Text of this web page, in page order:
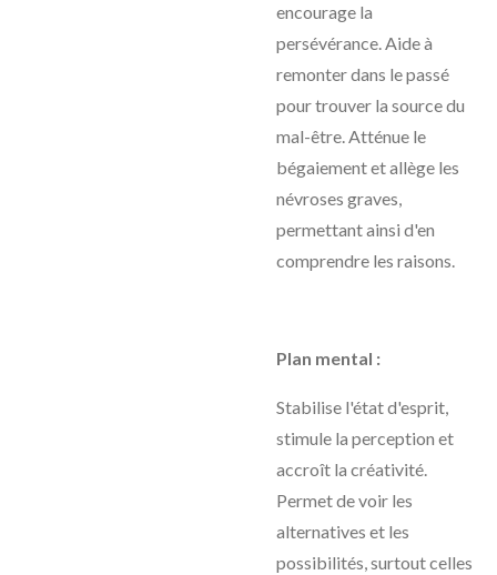
encourage la
persévérance. Aide à
remonter dans le passé
pour trouver la source du
mal-être. Atténue le
bégaiement et allège les
névroses graves,
permettant ainsi d'en
comprendre les raisons.
Plan mental :
Stabilise l'état d'esprit,
stimule la perception et
accroît la créativité.
Permet de voir les
alternatives et les
possibilités, surtout celles